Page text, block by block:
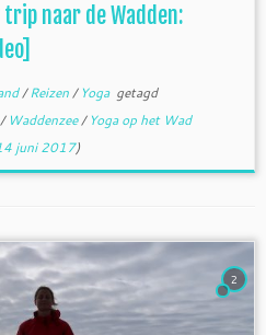
naar de Wadden:
/Reizen/ Yoga getagd
/ Waddenzee/ Yoga op het Wad
juni 2017)
2